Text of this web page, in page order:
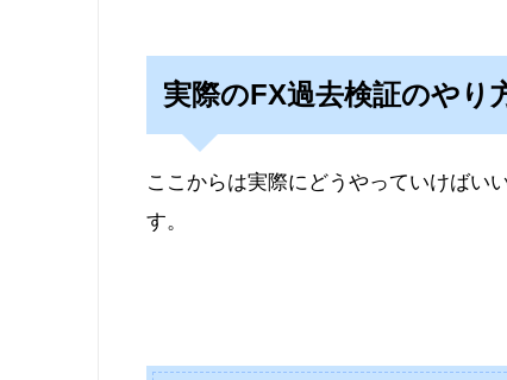
実際のFX過去検証のやり
ここからは実際にどうやっていけばい
す。